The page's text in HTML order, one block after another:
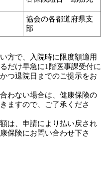
協会の各都道府県支
部
方で、入院時に限度額適用
だけ早急に1階医事課受付に
つ退院日までのご提示をお
わない場合は、健康保険の
ますので、ご了承くださ
は、申請により払い戻され
保険にお問い合わせ下さ